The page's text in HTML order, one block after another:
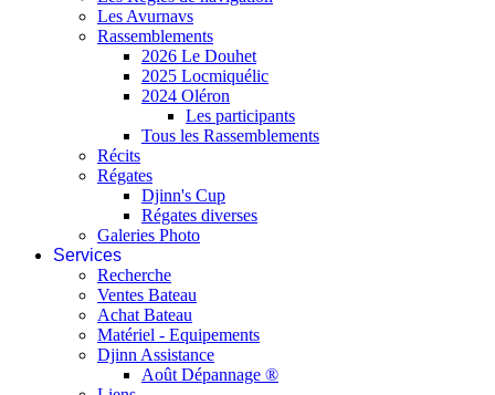
Les Avurnavs
Rassemblements
2026 Le Douhet
2025 Locmiquélic
2024 Oléron
Les participants
Tous les Rassemblements
Récits
Régates
Djinn's Cup
Régates diverses
Galeries Photo
Services
Recherche
Ventes Bateau
Achat Bateau
Matériel - Equipements
Djinn Assistance
Août Dépannage ®